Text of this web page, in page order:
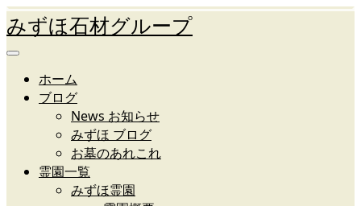
みずほ石材グループ
ホーム
ブログ
News お知らせ
みずほ ブログ
お墓のあれこれ
霊園一覧
みずほ霊園